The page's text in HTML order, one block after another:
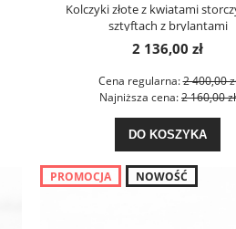
Kolczyki złote z kwiatami
sztyftach z brylantami
2 136,00 zł
Cena regularna:2 400,00
Najniższa cena:2 160,00 zł
DO KOSZYKA
PROMOCJA NOWOŚĆ